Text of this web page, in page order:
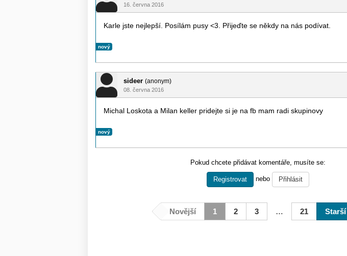
16. června 2016
Karle jste nejlepší. Posílám pusy <3. Přijeďte se někdy na nás podívat.
nový
sideer (anonym)
08. června 2016
Michal Loskota a Milan keller pridejte si je na fb mam radi skupinovy
nový
Pokud chcete přidávat komentáře, musíte se:
Registrovat nebo Přihlásit
Novější 1 2 3 … 21 Starší